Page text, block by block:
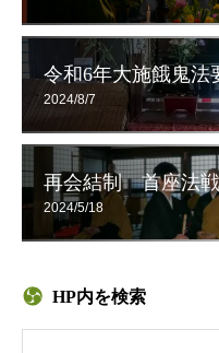
令和6年大施餓鬼法
2024/8/7
再会結制 首座法
2024/5/18
HP内を検索